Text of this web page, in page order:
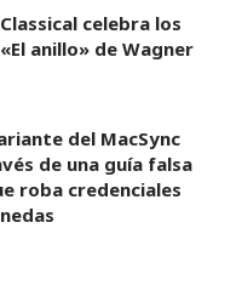
celebra los
anillo» de Wagner
del MacSync
de una guía falsa
roba credenciales